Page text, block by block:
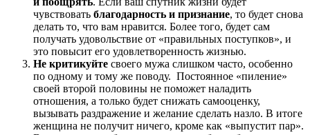
чувствовать благодарность и признание, то будет снова
делать то, что вам нравится. Более того, будет сам
получать удовольствие от «правильных поступков», и
это повысит его удовлетворенность жизнью.
Не критикуйте своего мужа слишком часто, особенно
по одному и тому же поводу. Постоянное «пиление»
своей второй половины не поможет наладить
отношения, а только будет снижать самооценку,
вызывать раздражение и желание сделать назло. В итоге
женщина не получит ничего, кроме как «выпустит пар».